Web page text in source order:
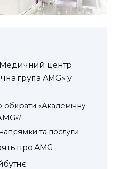
центр
група AMG» у
обирати «Академічну
напрямки та послуги
про AMG